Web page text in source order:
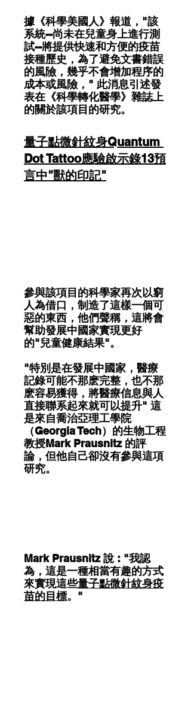
據《科學美國人》報道，"該
系統--尚未在兒童身上進行測
試--將提供快速和方便的疫苗
接種歷史，為了避免文書錯誤
的風險，幾乎不會增加程序的
成本或風險，" 此消息引述發
表在《科學轉化醫學》雜誌上
的關於該項目的研究。
量子點微針紋身Quantum
Dot Tattoo應驗啟示錄13預
言中"獸的印記"
參與該項目的科學家再次以窮
人為借口，制造了這樣一個可
惡的東西，他們聲稱，這將會
幫助發展中國家實現更好
的"兒童健康結果"。
"特別是在發展中國家，醫療
記錄可能不那麽完整，也不那
麽容易獲得，將醫療信息與人
直接聯系起來就可以提升" 這
是來自喬治亞理工學院
（Georgia Tech）的生物工程
教授Mark Prausnitz 的評
論，但他自己卻沒有參與這項
研究。
Mark Prausnitz 說 : "我認
為，這是一種相當有趣的方式
來實現這些量子點微針紋身疫
苗的目標。"